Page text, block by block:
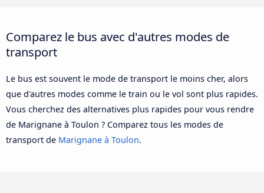
Comparez le bus avec d'autres modes de
transport
Le bus est souvent le mode de transport le moins cher, alors
que d'autres modes comme le train ou le vol sont plus rapides.
Vous cherchez des alternatives plus rapides pour vous rendre
de Marignane à Toulon ? Comparez tous les modes de
transport de Marignane à Toulon.